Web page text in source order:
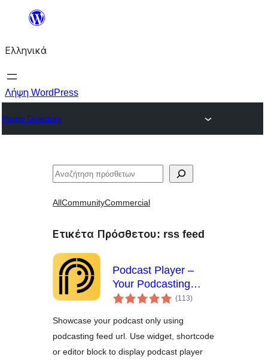
Μετάβαση
περιεχόμενο
Ελληνικά
Λήψη WordPress
Plugin Directory
Αναζήτηση
AllCommunityCommercial
Ετικέτα Πρόσθετου: rss feed
Podcast Player –
Your Podcasting
Companion
(113αξιολογήσεις
σύνολο
)
Showcase your podcast only using
podcasting feed url. Use widget, shortcode
or editor block to display podcast player